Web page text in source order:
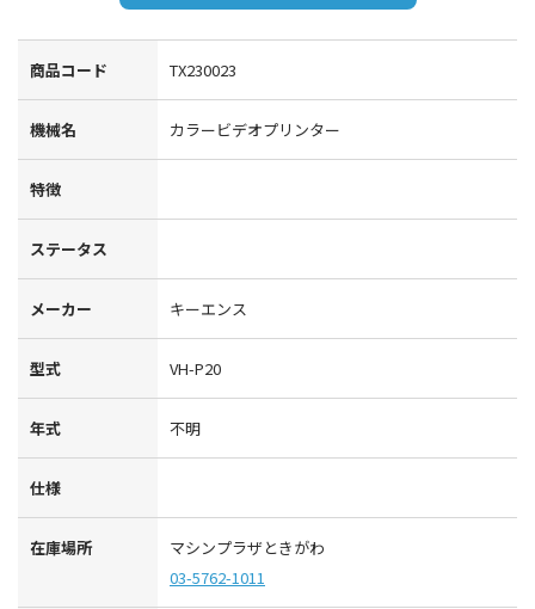
商品コード TX230023
機械名 カラービデオプリンター
特徴
ステータス
メーカー キーエンス
型式 VH-P20
年式 不明
仕様
在庫場所
マシンプラザときがわ
03-5762-1011